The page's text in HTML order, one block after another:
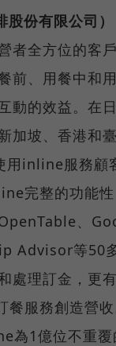
份有限公司）
者全方位的客
前、用餐中和
動的效益。在
加坡、香港和
用inline服務顧
完整的功能
、
Advisor等50
處理訂金，更
服務創造營收
為1億位不重覆